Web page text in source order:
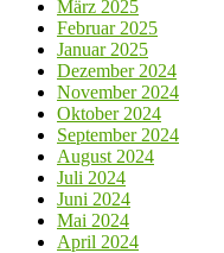
März 2025
Februar 2025
Januar 2025
Dezember 2024
November 2024
Oktober 2024
September 2024
August 2024
Juli 2024
Juni 2024
Mai 2024
April 2024